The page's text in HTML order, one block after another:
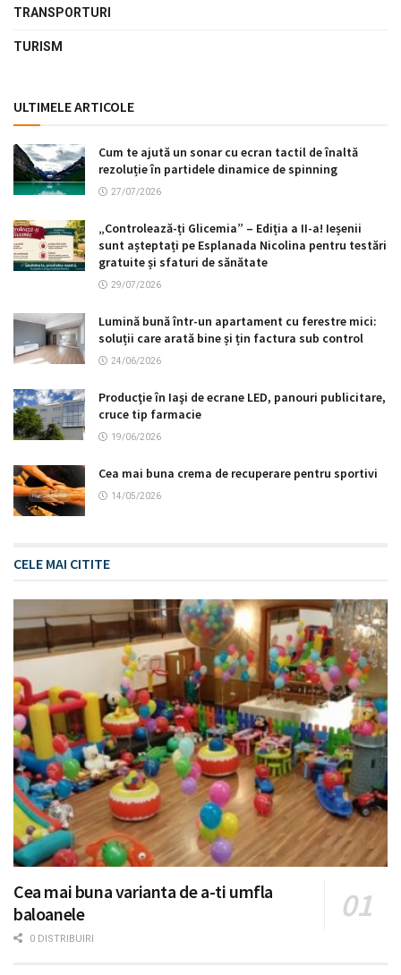
TRANSPORTURI
TURISM
ULTIMELE ARTICOLE
Cum te ajută un sonar cu ecran tactil de înaltă
rezoluție în partidele dinamice de spinning
27/07/2026
„Controlează-ți Glicemia” – Ediția a II-a! Ieșenii
sunt așteptați pe Esplanada Nicolina pentru testări
gratuite și sfaturi de sănătate
29/07/2026
Lumină bună într-un apartament cu ferestre mici:
soluții care arată bine și țin factura sub control
24/06/2026
Producţie în Iaşi de ecrane LED, panouri publicitare,
cruce tip farmacie
19/06/2026
Cea mai buna crema de recuperare pentru sportivi
14/05/2026
CELE MAI CITITE
Cea mai buna varianta de a-ti umfla
baloanele
0 DISTRIBUIRI